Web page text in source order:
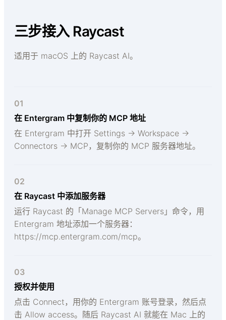
三步接入 Raycast
适用于 macOS 上的 Raycast AI。
01
在 Entergram 中复制你的 MCP 地址
在 Entergram 中打开 Settings → Workspace →
Connectors → MCP，复制你的 MCP 服务器地址。
02
在 Raycast 中添加服务器
运行 Raycast 的「Manage MCP Servers」命令，用
Entergram 地址添加一个服务器：
https://mcp.entergram.com/mcp。
03
授权并使用
点击 Connect，用你的 Entergram 账号登录，然后点
击 Allow access。随后 Raycast AI 就能在 Mac 上的